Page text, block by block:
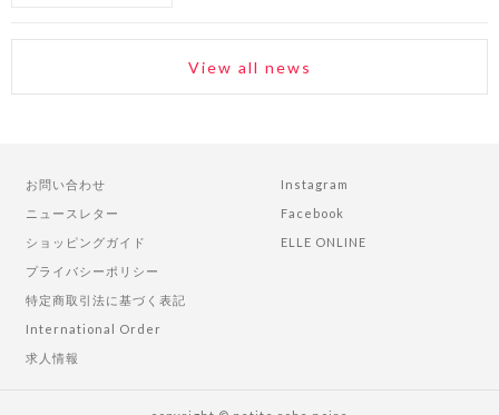
View all news
お問い合わせ
ニュースレター
ショッピングガイド
プライバシーポリシー
特定商取引法に基づく表記
International Order
求人情報
Instagram
Facebook
ELLE ONLINE